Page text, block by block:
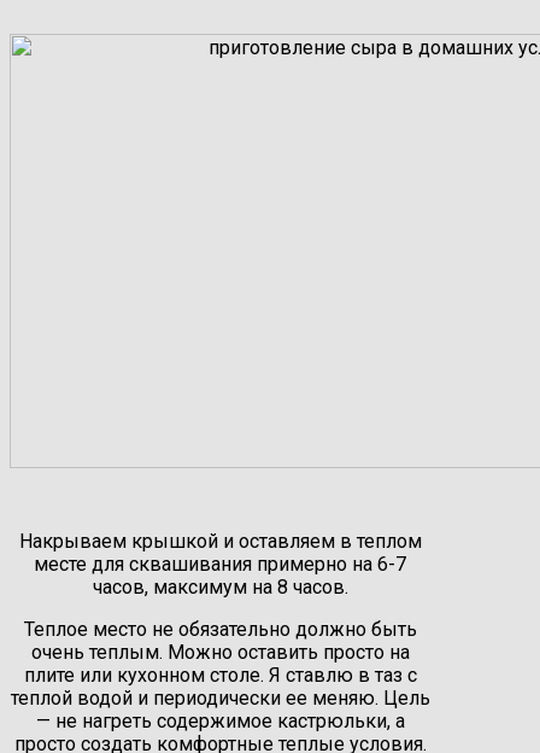
Накрываем крышкой и оставляем в теплом
месте для сквашивания примерно на 6-7
часов, максимум на 8 часов.
Теплое место не обязательно должно быть
очень теплым. Можно оставить просто на
плите или кухонном столе. Я ставлю в таз с
теплой водой и периодически ее меняю. Цель
— не нагреть содержимое кастрюльки, а
просто создать комфортные теплые условия.